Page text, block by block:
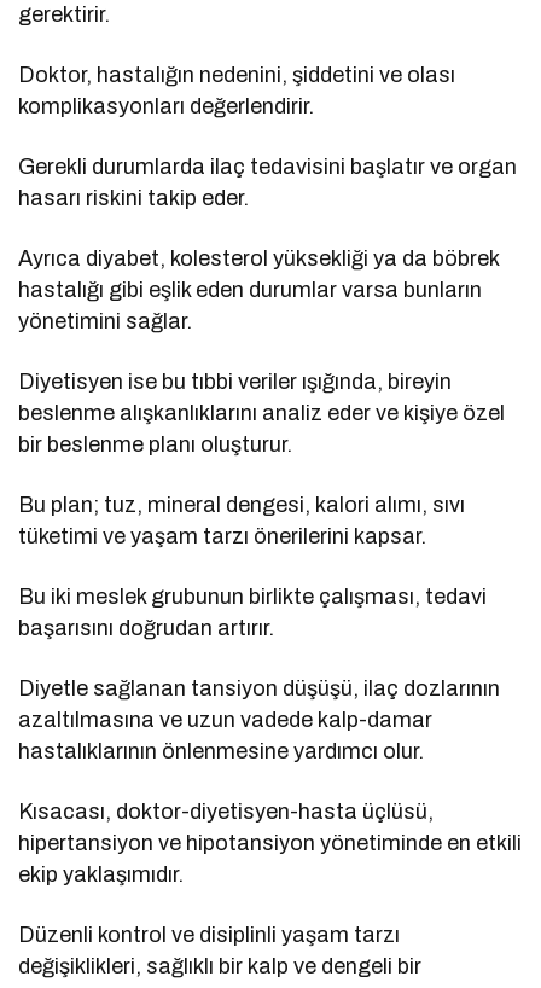
gerektirir.
Doktor, hastalığın nedenini, şiddetini ve olası
komplikasyonları değerlendirir.
Gerekli durumlarda ilaç tedavisini başlatır ve organ
hasarı riskini takip eder.
Ayrıca diyabet, kolesterol yüksekliği ya da böbrek
hastalığı gibi eşlik eden durumlar varsa bunların
yönetimini sağlar.
Diyetisyen ise bu tıbbi veriler ışığında, bireyin
beslenme alışkanlıklarını analiz eder ve kişiye özel
bir beslenme planı oluşturur.
Bu plan; tuz, mineral dengesi, kalori alımı, sıvı
tüketimi ve yaşam tarzı önerilerini kapsar.
Bu iki meslek grubunun birlikte çalışması, tedavi
başarısını doğrudan artırır.
Diyetle sağlanan tansiyon düşüşü, ilaç dozlarının
azaltılmasına ve uzun vadede kalp-damar
hastalıklarının önlenmesine yardımcı olur.
Kısacası, doktor-diyetisyen-hasta üçlüsü,
hipertansiyon ve hipotansiyon yönetiminde en etkili
ekip yaklaşımıdır.
Düzenli kontrol ve disiplinli yaşam tarzı
değişiklikleri, sağlıklı bir kalp ve dengeli bir